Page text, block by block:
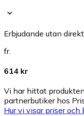
Erbjudande utan
fr.
614 kr
Vi har hittat
partnerbutiker hos
Hur vi visar priser och